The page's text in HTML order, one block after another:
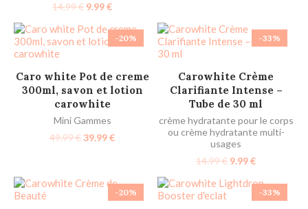
14.99€ 9.99€
-20%
AJOUTER AU PANIER
Caro white Pot de creme
300ml, savon et lotion
carowhite
Mini Gammes
49.99€39.99€
-33%
AJOUTER AU PANIER
​Carowhite Crème
Clarifiante Intense –
Tube de 30 ml​
crème hydratante pour le corps
ou crème hydratante multi-
usages
14.99€ 9.99€
-20% -33%